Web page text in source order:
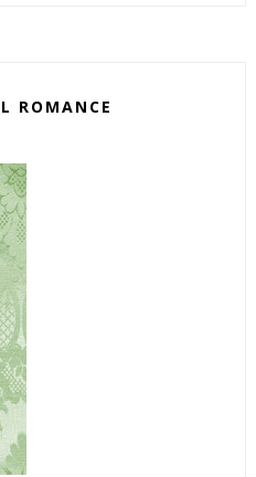
ROMANCE